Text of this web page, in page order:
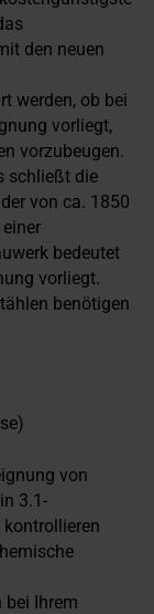
den neuen
werden, ob bei
vorliegt,
vorzubeugen.
schließt die
von ca. 1850
bedeutet
vorliegt.
benötigen
von
3.1-
bei Ihrem